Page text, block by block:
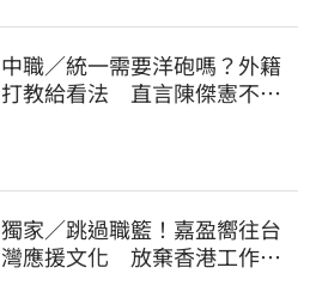
中職／統一需要洋砲嗎？外籍
打教給看法 直言陳傑憲不能
獨家／跳過職籃！嘉盈嚮往台
灣應援文化 放棄香港工作跨